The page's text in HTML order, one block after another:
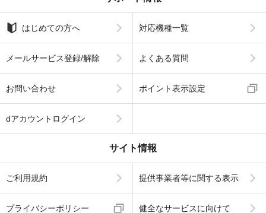
はじめての方へ 対応機種一覧
メールサービス登録/解除 よくある質問
お問い合わせ ポイント表示設定
dアカウントログイン
サイト情報
ご利用規約 提供事業者等に関する表示
プライバシーポリシー 健全なサービスに向けて